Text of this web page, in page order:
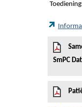
SmPC